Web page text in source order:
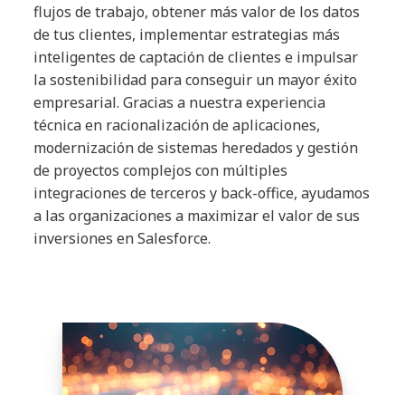
flujos de trabajo, obtener más valor de los datos
de tus clientes, implementar estrategias más
inteligentes de captación de clientes e impulsar
la sostenibilidad para conseguir un mayor éxito
empresarial. Gracias a nuestra experiencia
técnica en racionalización de aplicaciones,
modernización de sistemas heredados y gestión
de proyectos complejos con múltiples
integraciones de terceros y back-office, ayudamos
a las organizaciones a maximizar el valor de sus
inversiones en Salesforce.